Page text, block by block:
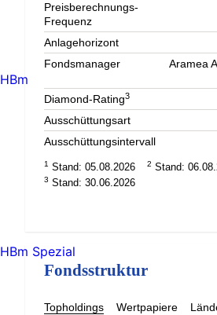
Preisberechnungs-
Frequenz
Anlagehorizont
Fondsmanager
Aramea
Diamond-Rating3
Ausschüttungsart
Ausschüttungsintervall
1 Stand: 05.08.2026 2 Stand:
3 Stand: 30.06.2026
Fondsstruktur
Topholdings Wertpapiere
HBm
HBm Spezial